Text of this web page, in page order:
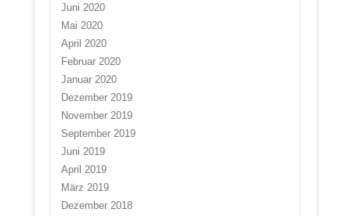
Juni 2020
Mai 2020
April 2020
Februar 2020
Januar 2020
Dezember 2019
November 2019
September 2019
Juni 2019
April 2019
März 2019
Dezember 2018